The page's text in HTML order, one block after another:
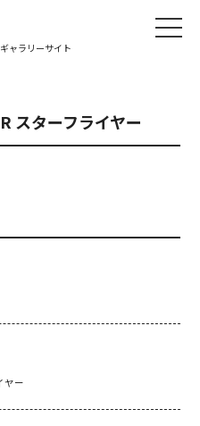
ャラリーサイト
スターフライヤー
ヤー